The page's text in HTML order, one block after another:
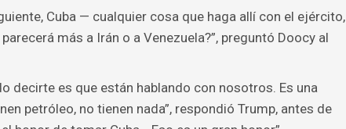
Cuba — cualquier cosa que haga allí con el ejército,
más a Irán o a Venezuela?”, preguntó Doocy al
decirte es que están hablando con nosotros. Es una
petróleo, no tienen nada”, respondió Trump, antes de